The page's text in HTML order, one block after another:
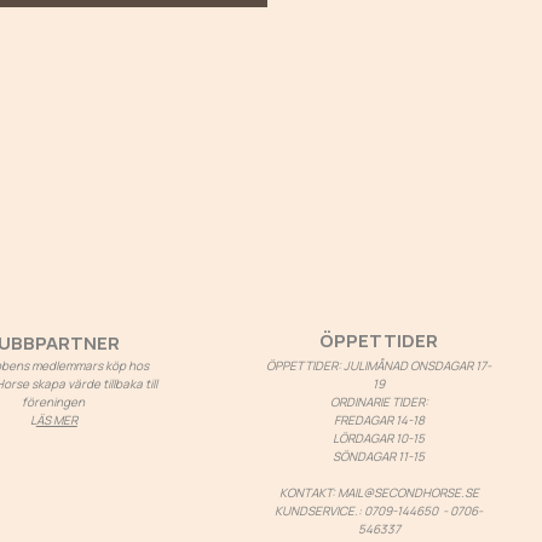
medlemmars köp hos
skapa värde tillbaka till
föreningen
LÄS MER
ÖPPETTIDER
ÖPPETTIDER: JULIMÅNAD ONSDAGAR 17-
19
ORDINARIE TIDER:
FREDAGAR 14-18
LÖRDAGAR 10-15
SÖNDAGAR 11-15
KONTAKT:MAIL@SECONDHORSE.SE
KUNDSERVICE.: 0709-144650 - 0706-
546337